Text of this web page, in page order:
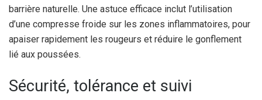
barrière naturelle. Une astuce efficace inclut l’utilisation
d’une compresse froide sur les zones inflammatoires, pour
apaiser rapidement les rougeurs et réduire le gonflement
lié aux poussées.
Sécurité, tolérance et suivi